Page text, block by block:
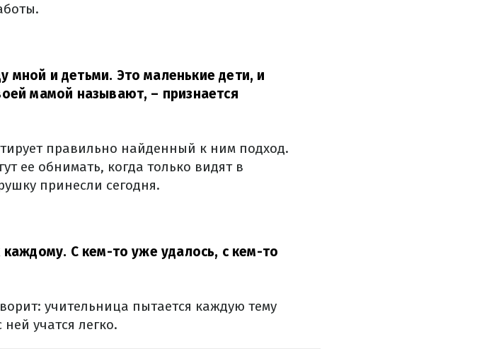
и детьми. Это маленькие дети, и
мамой называют, – признается
правильно найденный к ним подход.
ее обнимать, когда только видят в
принесли сегодня.
каждому. С кем-то уже удалось, с кем-то
учительница пытается каждую тему
учатся легко.